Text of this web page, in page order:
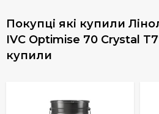
Покупці які купили
IVC Optimise 70 Crystal
купили